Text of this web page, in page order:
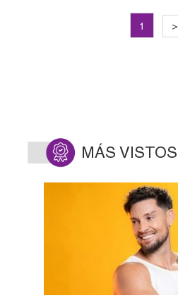
1 >
MÁS VISTOS